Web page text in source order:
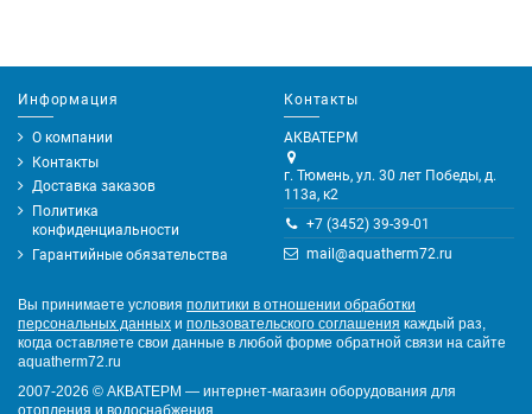
Информация
О компании
Контакты
Доставка заказов
Политика
конфиденциальности
Гарантийные обязательства
Контакты
АКВАТЕРМ
г. Тюмень, ул. 30 лет Победы, д.
113а, к2
+7 (3452) 39-39-01
mail@aquatherm72.ru
Вы принимаете условия политики в отношении обработки
персональных данных и пользовательского соглашения каждый раз,
когда оставляете свои данные в любой форме обратной связи на сайте
aquatherm72.ru
2007-2026 © АКВАТЕРМ — интернет-магазин оборудования для